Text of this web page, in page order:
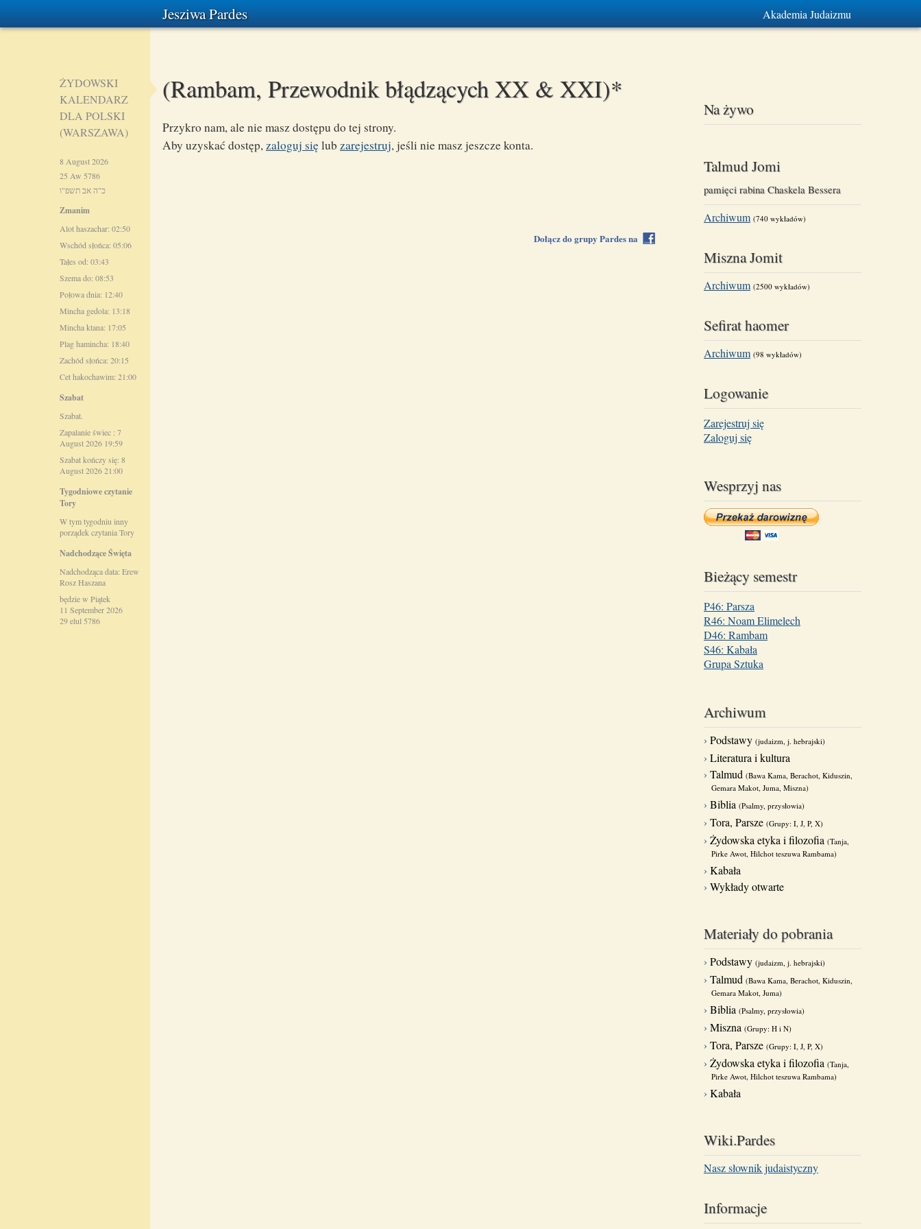
Jesziwa Pardes Akademia Judaizmu
ŻYDOWSKI
KALENDARZ
DLA POLSKI
(WARSZAWA)
8 August 2026
25 Aw 5786
כ"ה אב תשפ"ו
Zmanim
Alot haszachar: 02:50
Wschód słońca: 05:06
Tałes od: 03:43
Szema do: 08:53
Połowa dnia: 12:40
Mincha gedola: 13:18
Mincha ktana: 17:05
Plag hamincha: 18:40
Zachód słońca: 20:15
Cet hakochawim: 21:00
Szabat
Szabat.
Zapalanie świec : 7
August 2026 19:59
Szabat kończy się: 8
August 2026 21:00
Tygodniowe czytanie
Tory
W tym tygodniu inny
porządek czytania Tory
Nadchodzące Święta
Nadchodząca data: Erew
Rosz Haszana
będzie w Piątek
11 September 2026
29 elul 5786
(Rambam, Przewodnik błądzących XX & XXI)*
Przykro nam, ale nie masz dostępu do tej strony.
Aby uzyskać dostęp,zaloguj sięlub zarejestruj, jeśli nie masz jeszcze konta.
Dołącz do grupy Pardes na
Na żywo
Talmud Jomi
pamięci rabina Chaskela Bessera
Archiwum (740 wykładów)
Miszna Jomit
Archiwum (2500 wykładów)
Sefirat haomer
Archiwum (98 wykładów)
Logowanie
Zarejestruj się
Zaloguj się
Wesprzyj nas
Bieżący semestr
P46: Parsza
R46: Noam Elimelech
D46: Rambam
S46: Kabała
Grupa Sztuka
Archiwum
Podstawy (judaizm, j. hebrajski)
Literatura i kultura
Talmud (Bawa Kama, Berachot, Kiduszin,
Gemara Makot, Juma, Miszna)
Biblia (Psalmy, przysłowia)
Tora, Parsze (Grupy: I, J, P, X)
Żydowska etyka i filozofia (Tanja,
Pirke Awot, Hilchot teszuwa Rambama)
Kabała
Wykłady otwarte
Materiały do pobrania
Podstawy (judaizm, j. hebrajski)
Talmud (Bawa Kama, Berachot, Kiduszin,
Gemara Makot, Juma)
Biblia (Psalmy, przysłowia)
Miszna (Grupy: H i N)
Tora, Parsze (Grupy: I, J, P, X)
Żydowska etyka i filozofia (Tanja,
Pirke Awot, Hilchot teszuwa Rambama)
Kabała
Wiki.Pardes
Nasz słownik judaistyczny
Informacje